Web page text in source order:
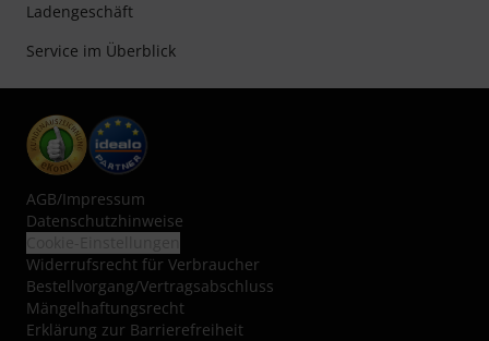
Ladengeschäft
Service im Überblick
AGB/Impressum
Datenschutzhinweise
Widerrufsrecht für Verbraucher
Bestellvorgang/Vertragsabschluss
Mängelhaftungsrecht
Erklärung zur Barrierefreiheit